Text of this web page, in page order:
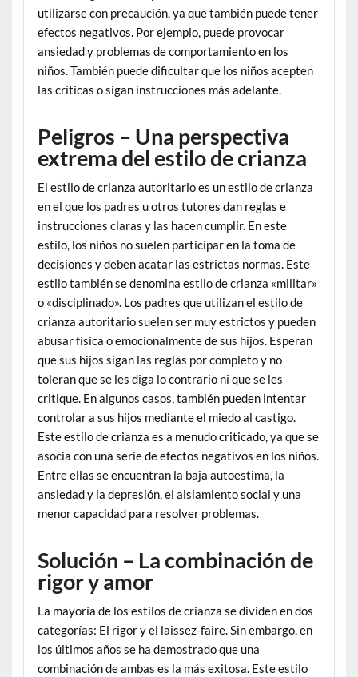
utilizarse con precaución, ya que también puede tener
efectos negativos. Por ejemplo, puede provocar
ansiedad y problemas de comportamiento en los
niños. También puede dificultar que los niños acepten
las críticas o sigan instrucciones más adelante.
Peligros – Una perspectiva
extrema del estilo de crianza
El estilo de crianza autoritario es un estilo de crianza
en el que los padres u otros tutores dan reglas e
instrucciones claras y las hacen cumplir. En este
estilo, los niños no suelen participar en la toma de
decisiones y deben acatar las estrictas normas. Este
estilo también se denomina estilo de crianza «militar»
o «disciplinado». Los padres que utilizan el estilo de
crianza autoritario suelen ser muy estrictos y pueden
abusar física o emocionalmente de sus hijos. Esperan
que sus hijos sigan las reglas por completo y no
toleran que se les diga lo contrario ni que se les
critique. En algunos casos, también pueden intentar
controlar a sus hijos mediante el miedo al castigo.
Este estilo de crianza es a menudo criticado, ya que se
asocia con una serie de efectos negativos en los niños.
Entre ellas se encuentran la baja autoestima, la
ansiedad y la depresión, el aislamiento social y una
menor capacidad para resolver problemas.
Solución – La combinación de
rigor y amor
La mayoría de los estilos de crianza se dividen en dos
categorías: El rigor y el laissez-faire. Sin embargo, en
los últimos años se ha demostrado que una
combinación de ambas es la más exitosa. Este estilo